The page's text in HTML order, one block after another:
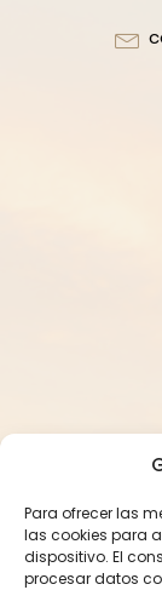
Para ofrecer las
las cookies para
dispositivo. El
procesar datos